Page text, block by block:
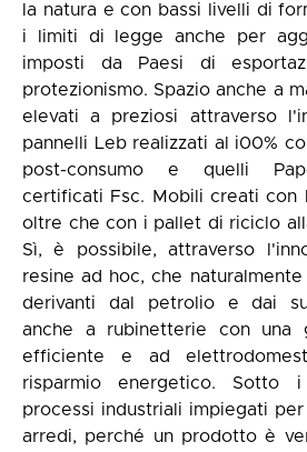
la natura e con bassi livelli di
i limiti di legge anche per
imposti da Paesi di
protezionismo. Spazio anche a
elevati a preziosi attraverso
pannelli Leb realizzati al i00%
post-consumo e quelli
certificati Fsc. Mobili creati con
oltre che con i pallet di riciclo
Sì, è possibile, attraverso
resine ad hoc, che
derivanti dal petrolio e dai
anche a rubinetterie con una
efficiente e ad
risparmio energetico. Sotto
processi industriali impiegati
arredi, perché un prodotto è